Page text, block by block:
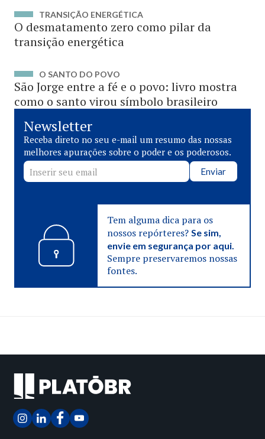
TRANSIÇÃO ENERGÉTICA
O desmatamento zero como pilar da
transição energética
O SANTO DO POVO
São Jorge entre a fé e o povo: livro mostra
como o santo virou símbolo brasileiro
Newsletter
Receba direto no seu e-mail um resumo das nossas
melhores apurações sobre o poder e os poderosos.
Enviar
Tem alguma dica para os
nossos repórteres? Se sim,
envie em segurança por aqui.
Sempre preservaremos nossas
fontes.